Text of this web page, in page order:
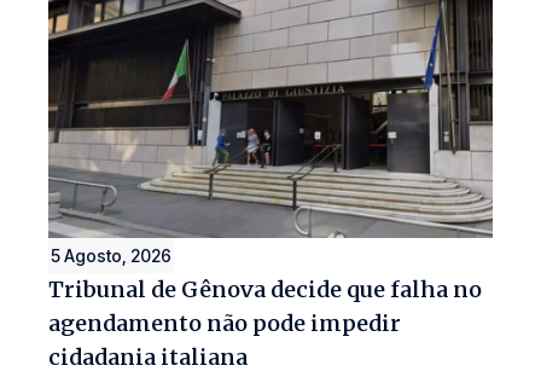
5 Agosto, 2026
Tribunal de Gênova decide que falha no
agendamento não pode impedir
cidadania italiana